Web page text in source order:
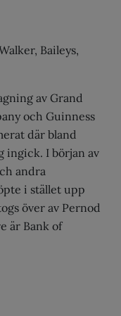
Baileys,
av Grand
och Guinness
där bland
ingick. I början av
andra
i stället upp
över av Pernod
är Bank of